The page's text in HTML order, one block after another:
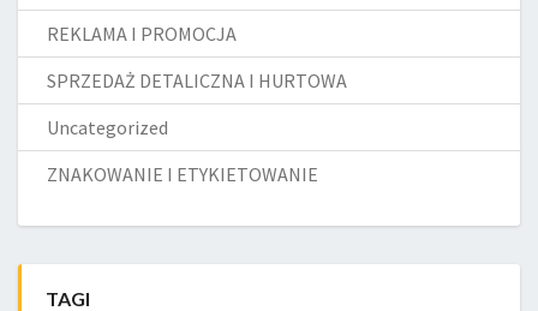
REKLAMA I PROMOCJA
SPRZEDAŻ DETALICZNA I HURTOWA
Uncategorized
ZNAKOWANIE I ETYKIETOWANIE
TAGI